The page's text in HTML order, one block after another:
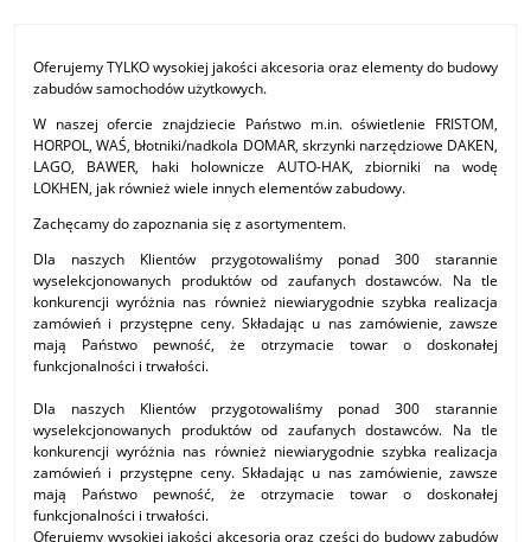
Oferujemy TYLKO wysokiej jakości akcesoria oraz elementy do budowy
zabudów samochodów użytkowych.
W naszej ofercie znajdziecie Państwo m.in. oświetlenie FRISTOM,
HORPOL, WAŚ, błotniki/nadkola DOMAR, skrzynki narzędziowe DAKEN,
LAGO, BAWER, haki holownicze AUTO-HAK, zbiorniki na wodę
LOKHEN, jak również wiele innych elementów zabudowy.
Zachęcamy do zapoznania się z asortymentem.
Dla naszych Klientów przygotowaliśmy ponad 300 starannie
wyselekcjonowanych produktów od zaufanych dostawców. Na tle
konkurencji wyróżnia nas również niewiarygodnie szybka realizacja
zamówień i przystępne ceny. Składając u nas zamówienie, zawsze
mają Państwo pewność, że otrzymacie towar o doskonałej
funkcjonalności i trwałości.
Dla naszych Klientów przygotowaliśmy ponad 300 starannie
wyselekcjonowanych produktów od zaufanych dostawców. Na tle
konkurencji wyróżnia nas również niewiarygodnie szybka realizacja
zamówień i przystępne ceny. Składając u nas zamówienie, zawsze
mają Państwo pewność, że otrzymacie towar o doskonałej
funkcjonalności i trwałości.
Oferujemy wysokiej jakości akcesoria oraz części do budowy zabudów